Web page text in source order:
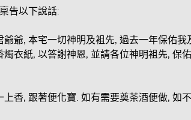
告以下說話:
爺, 本宅一切神明及袓先, 過去一年保佑我
衣紙, 以答謝神恩, 並請各位神明袓先, 保
香, 跟著便化寶. 如有需要奠茶酒便做, 如